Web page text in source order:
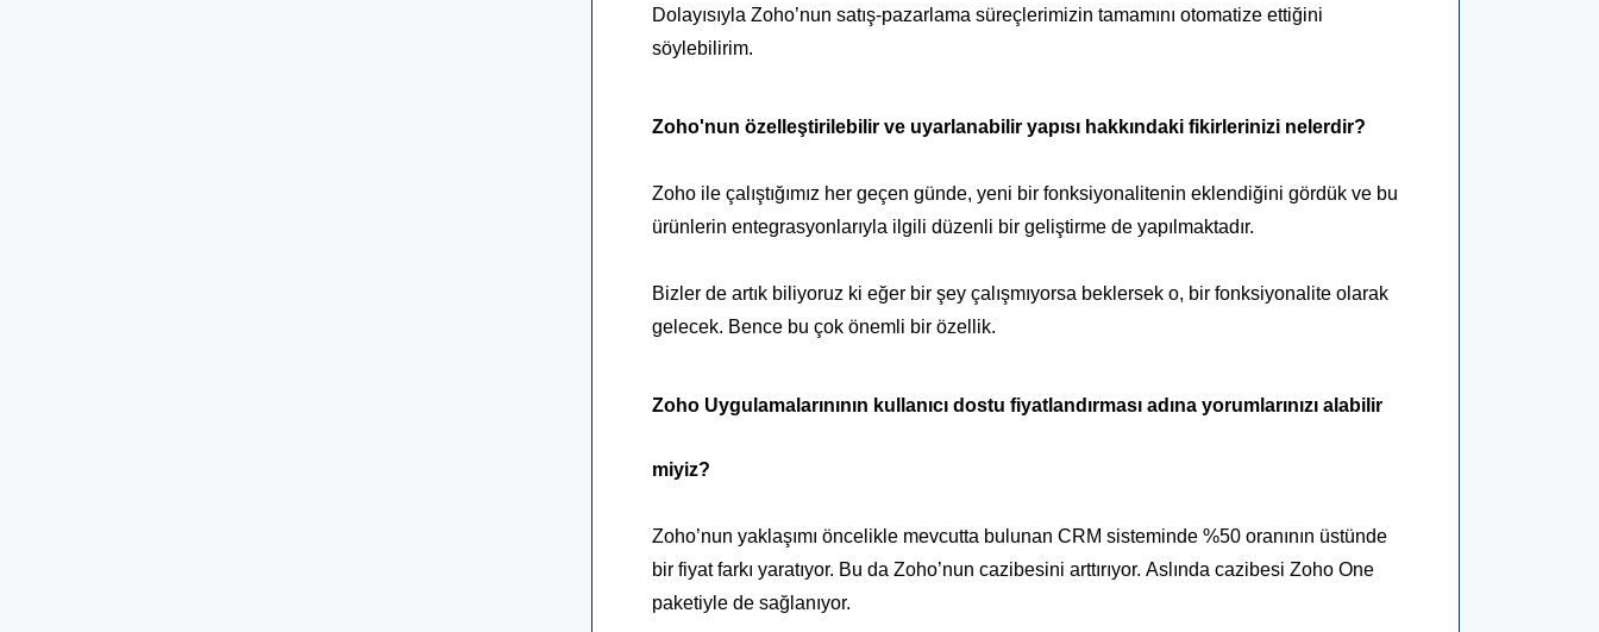
Dolayısıyla Zoho’nun satış-pazarlama süreçlerimizin tamamını otomatize ettiğini
söylebilirim.
Zoho'nun özelleştirilebilir ve uyarlanabilir yapısı hakkındaki fikirlerinizi nelerdir?
Zoho ile çalıştığımız her geçen günde, yeni bir fonksiyonalitenin eklendiğini gördük ve bu
ürünlerin entegrasyonlarıyla ilgili düzenli bir geliştirme de yapılmaktadır.
Bizler de artık biliyoruz ki eğer bir şey çalışmıyorsa beklersek o, bir fonksiyonalite olarak
gelecek. Bence bu çok önemli bir özellik.
Zoho Uygulamalarınının kullanıcı dostu fiyatlandırması adına yorumlarınızı alabilir
miyiz?
Zoho’nun yaklaşımı öncelikle mevcutta bulunan CRM sisteminde %50 oranının üstünde
bir fiyat farkı yaratıyor. Bu da Zoho’nun cazibesini arttırıyor. Aslında cazibesi Zoho One
paketiyle de sağlanıyor.